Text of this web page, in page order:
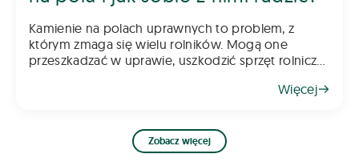
Kamienie na polach uprawnych to problem, z
którym zmaga się wielu rolników. Mogą one
przeszkadzać w uprawie, uszkodzić sprzęt rolniczy
Więcej
Zobacz więcej